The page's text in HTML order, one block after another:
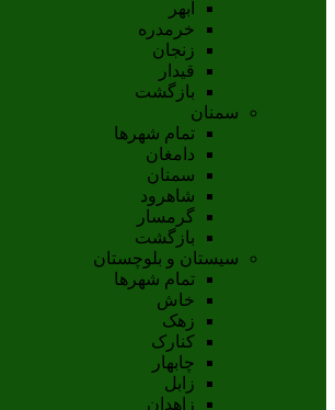
ابهر
خرمدره
زنجان
قيدار
بازگشت
سمنان
تمام شهر‌ها
دامغان
سمنان
شاهرود
گرمسار
بازگشت
سیستان و بلوچستان
تمام شهر‌ها
خاش
زهک
کنارک
چابهار
زابل
زاهدان